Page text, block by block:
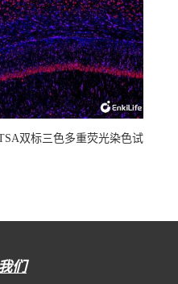
双标三色多重荧光染色试
们